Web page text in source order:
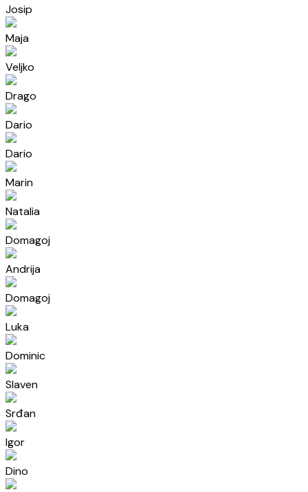
Josip
Maja
Veljko
Drago
Dario
Dario
Marin
Natalia
Domagoj
Andrija
Domagoj
Luka
Dominic
Slaven
Srđan
Igor
Dino